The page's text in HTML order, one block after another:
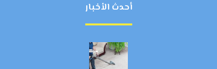
أحدث الأخبار